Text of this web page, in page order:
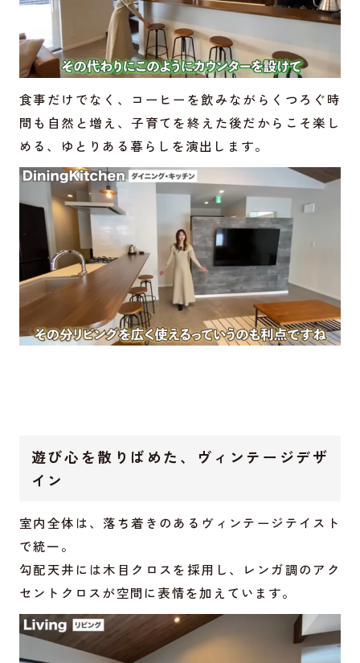
食事だけでなく、コーヒーを飲みながらくつろぐ時
間も自然と増え、子育てを終えた後だからこそ楽し
める、ゆとりある暮らしを演出します。
遊び心を散りばめた、ヴィンテージデザ
イン
室内全体は、落ち着きのあるヴィンテージテイスト
で統一。
勾配天井には木目クロスを採用し、レンガ調のアク
セントクロスが空間に表情を加えています。